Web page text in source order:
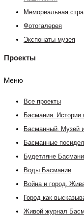
Мемориальная
Фотогалерея
Экспонаты музея
Проекты
Меню
Все проекты
Басмания. Истории
Басманный. Музей
Басманные
Будетляне
Воды Басмании
Война и город.
Город как
Живой журнал